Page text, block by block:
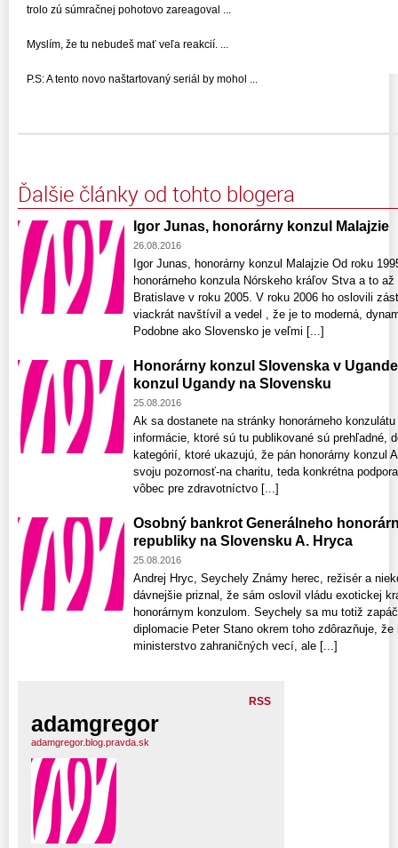
trolo zú súmračnej pohotovo zareagoval ...
Myslím, že tu nebudeš mať veľa reakcií. ...
P.S: A tento novo naštartovaný seriál by mohol ...
Ďalšie články od tohto blogera
Igor Junas, honorárny konzul Malajzie
26.08.2016
Igor Junas, honorárny konzul Malajzie Od roku
honorárneho konzula Nórskeho kráľov Stva a to
Bratislave v roku 2005. V roku 2006 ho oslovili
viackrát navštívil a vedel , že je to moderná,
Podobne ako Slovensko je veľmi [...]
Honorárny konzul Slovenska v
konzul Ugandy na Slovensku
25.08.2016
Ak sa dostanete na stránky honorárneho
informácie, ktoré sú tu publikované sú prehľadné,
kategórií, ktoré ukazujú, že pán honorárny konzul
svoju pozornosť-na charitu, teda konkrétna
vôbec pre zdravotníctvo [...]
Osobný bankrot Generálneho
republiky na Slovensku A. Hryca
25.08.2016
Andrej Hryc, Seychely Známy herec, režisér a
dávnejšie priznal, že sám oslovil vládu exotickej
honorárnym konzulom. Seychely sa mu totiž
diplomacie Peter Stano okrem toho zdôrazňuje,
ministerstvo zahraničných vecí, ale [...]
RSS
adamgregor
adamgregor.blog.pravda.sk